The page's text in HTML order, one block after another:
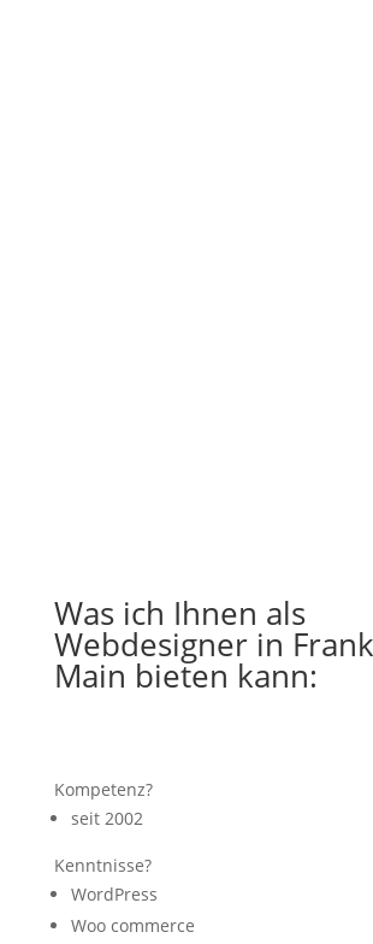
Was ich Ihnen als
Webdesigner in
Main bieten kann:
Kompetenz?
seit 2002
Kenntnisse?
WordPress
Woo commerce